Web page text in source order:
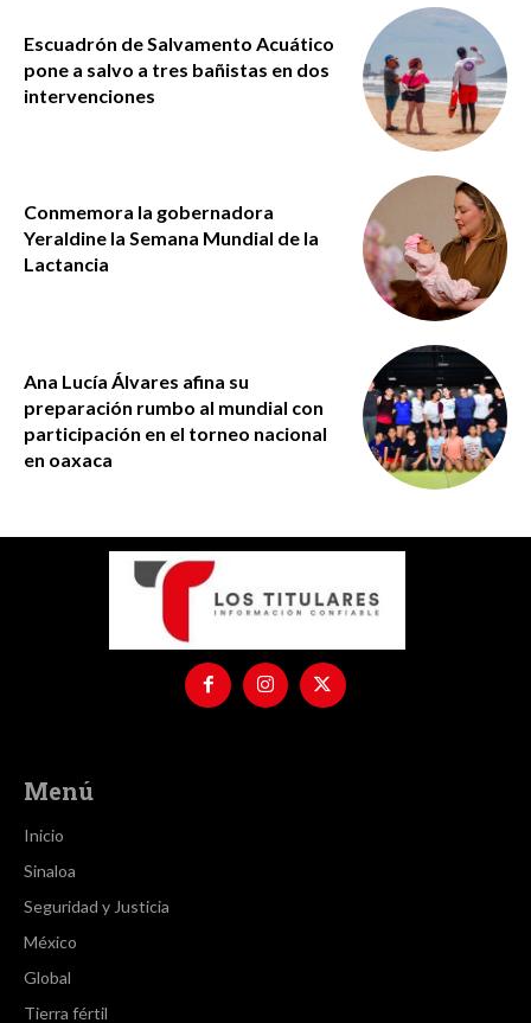
Escuadrón de Salvamento Acuático
pone a salvo a tres bañistas en dos
intervenciones
Conmemora la gobernadora
Yeraldine la Semana Mundial de la
Lactancia
Ana Lucía Álvares afina su
preparación rumbo al mundial con
participación en el torneo nacional
en oaxaca
Menú
Inicio
Sinaloa
Seguridad y Justicia
México
Global
Tierra fértil